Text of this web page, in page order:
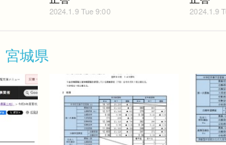
2024.1.9 Tue 9:00 2024.1.9
宮城県